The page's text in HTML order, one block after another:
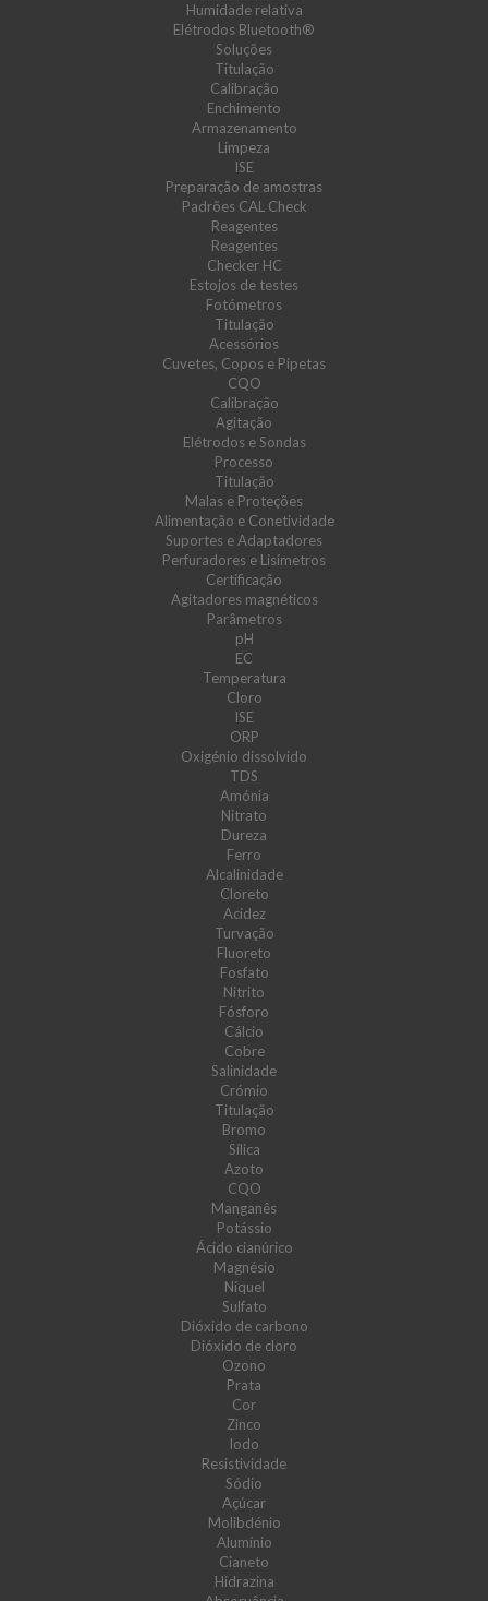
Humidade relativa
Elétrodos Bluetooth®
Soluções
Titulação
Calibração
Enchimento
Armazenamento
Limpeza
ISE
Preparação de amostras
Padrões CAL Check
Reagentes
Reagentes
Checker HC
Estojos de testes
Fotómetros
Titulação
Acessórios
Cuvetes, Copos e Pipetas
CQO
Calibração
Agitação
Elétrodos e Sondas
Processo
Titulação
Malas e Proteções
Alimentação e Conetividade
Suportes e Adaptadores
Perfuradores e Lisímetros
Certificação
Agitadores magnéticos
Parâmetros
pH
EC
Temperatura
Cloro
ISE
ORP
Oxigénio dissolvido
TDS
Amónia
Nitrato
Dureza
Ferro
Alcalinidade
Cloreto
Acidez
Turvação
Fluoreto
Fosfato
Nitrito
Fósforo
Cálcio
Cobre
Salinidade
Crómio
Titulação
Bromo
Sílica
Azoto
CQO
Manganês
Potássio
Ácido cianúrico
Magnésio
Níquel
Sulfato
Dióxido de carbono
Dióxido de cloro
Ozono
Prata
Cor
Zinco
Iodo
Resistividade
Sódio
Açúcar
Molibdénio
Alumínio
Cianeto
Hidrazina